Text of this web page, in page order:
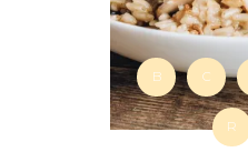
B C
R